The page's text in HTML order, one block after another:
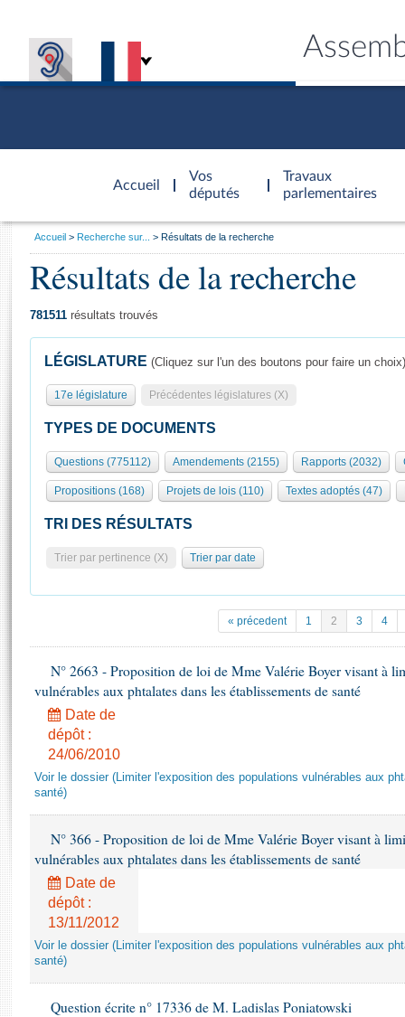
Accueil
d'accueil
Vos
députés
Travaux
parlementaires
Présidence
577 députés
Groupes politiques
Séance publique
Commissions et autres organes
Europe et International
Pétitions
Projets de loi
Propositions de loi
Amendements
Textes adoptés
Rapports d'information
Rapports d'enquête
Rapports législatifs
Rapports sur l'application des lois
Baromètre de l’application des lois
Budget et sécurité sociale
Général
Rôle et pouvoirs de l'Assemblée
Organisation de l'Assemblée
Présidence Conférence des Présidents Bureau Collège des
Statistiques et chiffres clés
( Constitution | Règlement de l'Assemblée ... )
Juniors
Anciennes législatures
Liens vers les sites publics
Visiter l'Assemblée
Visite virtuelle du palais Bourbon
Assister à une séance
Contacts et plan d'accès
Photos libres de droit
Vous
Accueil Recherche sur... Résultats de la recherche
Résultats de la recherche
781511 résultats trouvés
LÉGISLATURE (Cliquez sur l'un des boutons pour faire un choix)
17e législature Précédentes législatures (X)
TYPES DE DOCUMENTS
Questions (775112) Amendements (2155) Rapports (2032)
Propositions (168) Projets de lois (110) Textes adoptés (47)
TRI DES RÉSULTATS
Trier par pertinence (X) Trier par date
« précedent 1 2 3 4
N° 2663 - Proposition de loi de Mme Valérie Boyer visant à
vulnérables aux phtalates dans les établissements de santé
Date de
dépôt :
24/06/2010
Voir le dossier (Limiter l'exposition des populations vulnérables aux
santé)
N° 366 - Proposition de loi de Mme Valérie Boyer visant à
vulnérables aux phtalates dans les établissements de santé
Date de
dépôt :
13/11/2012
Voir le dossier (Limiter l'exposition des populations vulnérables aux
santé)
Question écrite n° 17336 de M. Ladislas Poniatowski